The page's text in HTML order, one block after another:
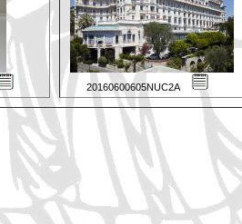
20160600605NUC2A